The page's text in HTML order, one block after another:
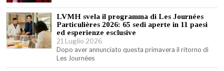
LVMH svela il programma di Les Journées
Particulières 2026: 65 sedi aperte in 11 paesi
ed esperienze esclusive
21 Luglio 2026
Dopo aver annunciato questa primavera il ritorno di
Les Journées